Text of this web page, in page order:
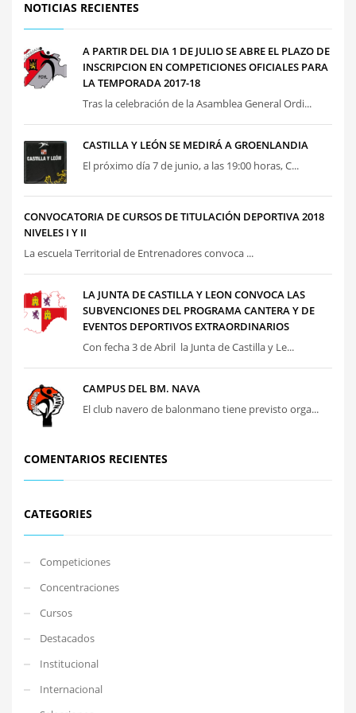
NOTICIAS RECIENTES
A PARTIR DEL DIA 1 DE JULIO SE ABRE EL PLAZO DE
INSCRIPCION EN COMPETICIONES OFICIALES PARA
LA TEMPORADA 2017-18
Tras la celebración de la Asamblea General Ordi...
CASTILLA Y LEÓN SE MEDIRÁ A GROENLANDIA
El próximo día 7 de junio, a las 19:00 horas, C...
CONVOCATORIA DE CURSOS DE TITULACIÓN DEPORTIVA 2018
NIVELES I Y II
La escuela Territorial de Entrenadores convoca ...
LA JUNTA DE CASTILLA Y LEON CONVOCA LAS
SUBVENCIONES DEL PROGRAMA CANTERA Y DE
EVENTOS DEPORTIVOS EXTRAORDINARIOS
Con fecha 3 de Abril la Junta de Castilla y Le...
CAMPUS DEL BM. NAVA
El club navero de balonmano tiene previsto orga...
COMENTARIOS RECIENTES
CATEGORIES
Competiciones
Concentraciones
Cursos
Destacados
Institucional
Internacional